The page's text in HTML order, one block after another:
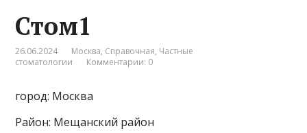
Стом1
26.06.2024 Москва, Справочная, Частные
стоматологии
Комментарии: 0
город: Москва
Район: Мещанский район